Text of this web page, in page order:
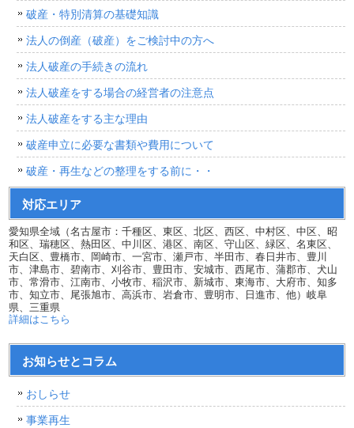
破産・特別清算の基礎知識
法人の倒産（破産）をご検討中の方へ
法人破産の手続きの流れ
法人破産をする場合の経営者の注意点
法人破産をする主な理由
破産申立に必要な書類や費用について
破産・再生などの整理をする前に・・
対応エリア
愛知県全域（名古屋市：千種区、東区、北区、西区、中村区、中区、昭
和区、瑞穂区、熱田区、中川区、港区、南区、守山区、緑区、名東区、
天白区、豊橋市、岡崎市、一宮市、瀬戸市、半田市、春日井市、豊川
市、津島市、碧南市、刈谷市、豊田市、安城市、西尾市、蒲郡市、犬山
市、常滑市、江南市、小牧市、稲沢市、新城市、東海市、大府市、知多
市、知立市、尾張旭市、高浜市、岩倉市、豊明市、日進市、他）岐阜
県、三重県
詳細はこちら
お知らせとコラム
おしらせ
事業再生